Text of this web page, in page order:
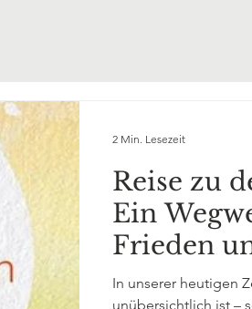
Reise zu
Ein
Frieden
In unserer heutigen
unübersichtlich ist –
2 Min. Lesezeit